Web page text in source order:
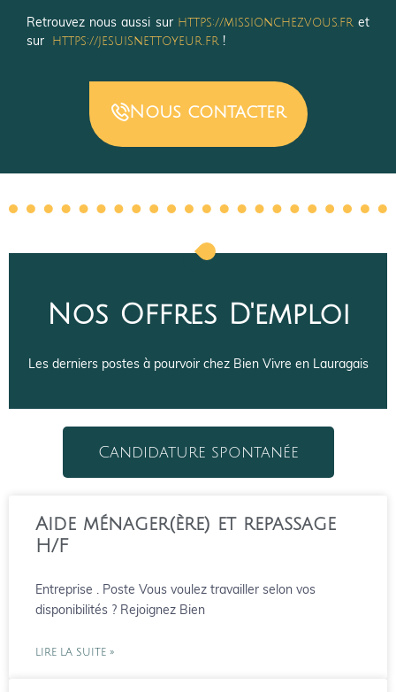
Retrouvez nous aussi sur https://missionchezvous.fret
sur
https://jesuisnettoyeur.fr !
Nous contacter
Nos Offres D'emploi
Les derniers postes à pourvoir chez Bien Vivre en Lauragais
Candidature spontanée
Aide ménager(ère) et repassage
H/F
Entreprise . Poste Vous voulez travailler selon vos
disponibilités ? Rejoignez Bien
LIRE LA SUITE »